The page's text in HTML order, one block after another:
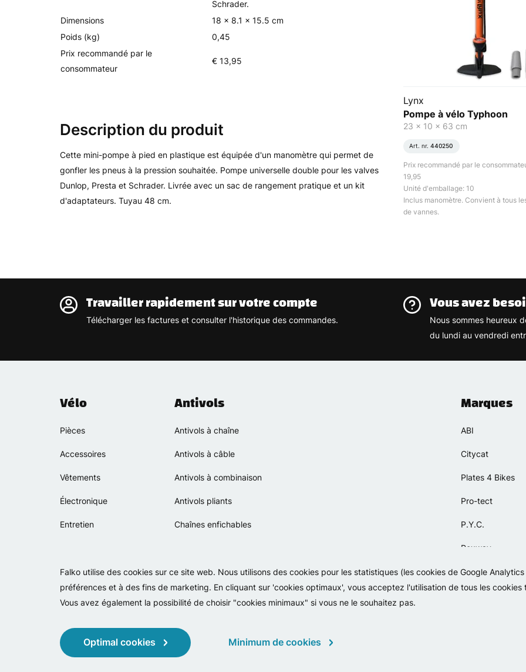
Falko utilise des cookies sur ce site web. Nous utilisons des cookies pour les statistiques (les cookies de Google
préférences et à des fins de marketing. En cliquant sur 'cookies optimaux', vous acceptez l'utilisation de tous les
Vous avez également la possibilité de choisir "cookies minimaux" si vous ne le souhaitez pas.
Optimal cookies Minimum de cookies
Schrader.
Dimensions
18 x 8.1 x 15.5 cm
Poids (kg)
0,45
Prix recommandé par le
consommateur
€ 13,95
Description du produit
Cette mini-pompe à pied en plastique est équipée d'un manomètre qui permet de
gonfler les pneus à la pression souhaitée. Pompe universelle double pour les valves
Dunlop, Presta et Schrader. Livrée avec un sac de rangement pratique et un kit
d'adaptateurs. Tuyau 48 cm.
Lynx
Pompe à vélo Typhoon
23 x 10 x 63 cm
Art. nr. 440250
Prix recommandé par le
19,95
Unité d'emballage: 10
Inclus manomètre. Convient à tous
de vannes.
Travailler rapidement sur votre compte
Télécharger les factures et consulter l'historique des commandes.
Vous avez
Nous sommes heureux
du lundi au vendredi
Vélo
Pièces
Accessoires
Vêtements
Électronique
Entretien
Antivols
Antivols à chaîne
Antivols à câble
Antivols à combinaison
Antivols pliants
Chaînes enfichables
Marques
ABI
Citycat
Plates 4 Bikes
Pro-tect
P.Y.C.
Rexway
Selle Orient